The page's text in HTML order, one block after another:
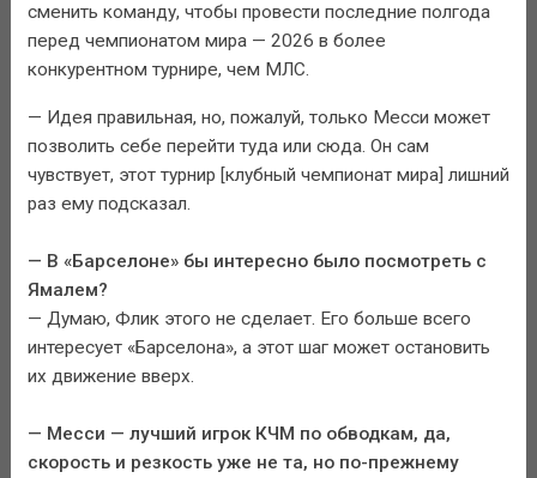
сменить команду, чтобы провести последние полгода
перед чемпионатом мира — 2026 в более
конкурентном турнире, чем МЛС.
— Идея правильная, но, пожалуй, только Месси может
позволить себе перейти туда или сюда. Он сам
чувствует, этот турнир [клубный чемпионат мира] лишний
раз ему подсказал.
— В «Барселоне» бы интересно было посмотреть с
Ямалем?
— Думаю, Флик этого не сделает. Его больше всего
интересует «Барселона», а этот шаг может остановить
их движение вверх.
— Месси — лучший игрок КЧМ по обводкам, да,
скорость и резкость уже не та, но по-прежнему